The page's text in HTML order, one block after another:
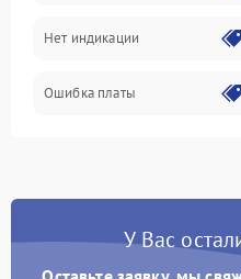
Нет индикации
Ошибка платы
У Вас